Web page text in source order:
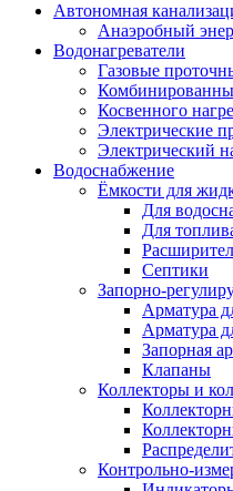
Автономная
Анаэробный
Водонагреватели
Газовые
Косвенного
Электрические
Электрический
Водоснабжение
Ёмкости для
Для
Для
Септики
Запорно-
Арматура
Арматура
Запорная
Клапаны
Коллекторы и
Контрольно-